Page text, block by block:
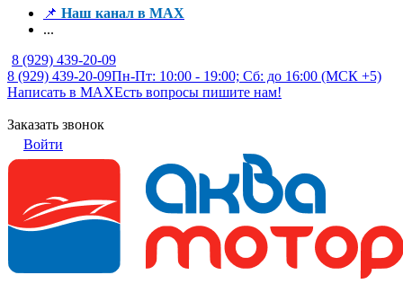
📌 Наш канал в MAX
...
8 (929) 439-20-09
8 (929) 439-20-09Пн-Пт: 10:00 - 19:00; Сб: до 16:00 (МСК +5)
Написать в MAXЕсть вопросы пишите нам!
Заказать звонок
Войти